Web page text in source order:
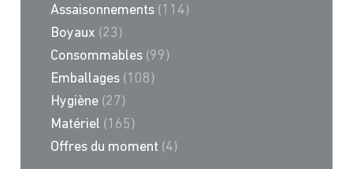
Assaisonnements (114)
Boyaux (23)
Consommables (99)
Emballages (108)
Hygiène (27)
Matériel (165)
Offres du moment (4)